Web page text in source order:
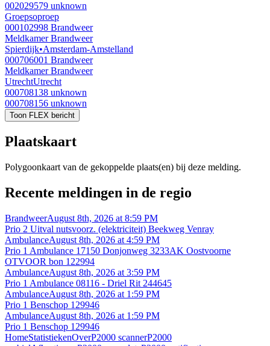
002029579 unknown
Groepsoproep
000102998 Brandweer
Meldkamer Brandweer
Spierdijk•Amsterdam-Amstelland
000706001 Brandweer
Meldkamer Brandweer
UtrechtUtrecht
000708138 unknown
000708156 unknown
Toon FLEX bericht
Plaatskaart
Polygoonkaart van de gekoppelde plaats(en) bij deze melding.
Recente meldingen in de regio
BrandweerAugust 8th, 2026 at 8:59 PM
Prio 2 Uitval nutsvoorz. (elektriciteit) Beekweg Venray
AmbulanceAugust 8th, 2026 at 4:59 PM
Prio 1 Ambulance 17150 Donjonweg 3233AK Oostvoorne
OTVOOR bon 122994
AmbulanceAugust 8th, 2026 at 3:59 PM
Prio 1 Ambulance 08116 - Driel Rit 244645
AmbulanceAugust 8th, 2026 at 1:59 PM
Prio 1 Benschop 129946
AmbulanceAugust 8th, 2026 at 1:59 PM
Prio 1 Benschop 129946
HomeStatistiekenOverP2000 scannerP2000